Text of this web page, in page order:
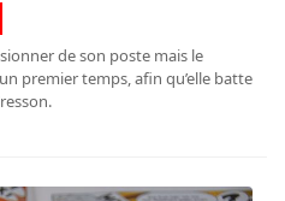
de son poste mais le
premier temps, afin qu’elle batte